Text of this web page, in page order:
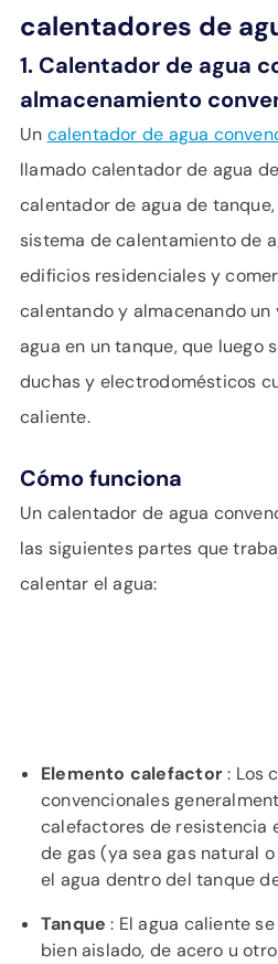
calentadores de
1. Calentador de agua
almacenamiento
Un calentador de agua
llamado calentador de agua
calentador de agua de
sistema de calentamiento de
edificios residenciales y
calentando y almacenando
agua en un tanque, que luego
duchas y electrodomésticos
caliente.
Cómo funciona
Un calentador de agua
las siguientes partes que
calentar el agua:
Elemento calefactor: Los
convencionales
calefactores de resistencia
de gas (ya sea gas natural
el agua dentro del tanque
Tanque : El agua caliente
bien aislado, de acero u